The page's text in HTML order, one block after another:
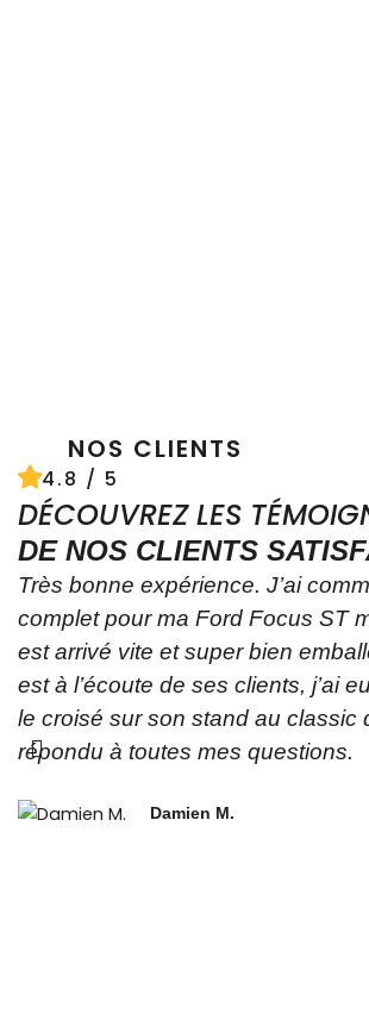
NOS CLIENTS
4.8 / 5
DÉCOUVREZ LES
DE NOS CLIENTS
Très bonne expérience. J’ai
complet pour ma Ford Focus ST
est arrivé vite et super bien
est à l’écoute de ses clients, j’ai
le croisé sur son stand au classic
répondu à toutes mes questions.
Damien M.